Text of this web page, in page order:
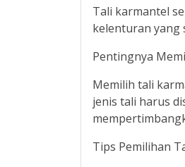
Tali karmantel
kelenturan yang
Pentingnya
Memilih tali
jenis tali harus
Tips Pemilihan